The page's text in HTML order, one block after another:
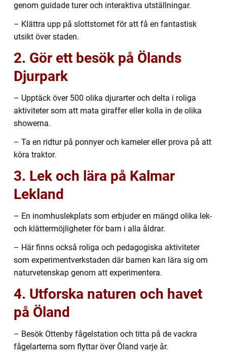
genom guidade turer och interaktiva utställningar.
– Klättra upp på slottstornet för att få en fantastisk
utsikt över staden.
2. Gör ett besök på Ölands
Djurpark
– Upptäck över 500 olika djurarter och delta i roliga
aktiviteter som att mata giraffer eller kolla in de olika
showerna.
– Ta en ridtur på ponnyer och kameler eller prova på att
köra traktor.
3. Lek och lära på Kalmar
Lekland
– En inomhuslekplats som erbjuder en mängd olika lek-
och klättermöjligheter för barn i alla åldrar.
– Här finns också roliga och pedagogiska aktiviteter
som experimentverkstaden där barnen kan lära sig om
naturvetenskap genom att experimentera.
4. Utforska naturen och havet
på Öland
– Besök Ottenby fågelstation och titta på de vackra
fågelarterna som flyttar över Öland varje år.